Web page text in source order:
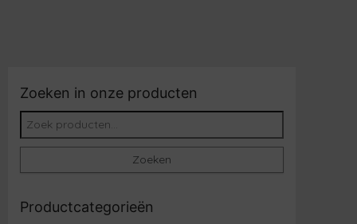
Zoeken in onze producten
Zoeken naar:
Zoeken
Productcategorieën